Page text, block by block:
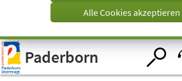
Visuelle
Assistenzsoftware
öffnen.
Alle Cookies akzeptieren
Paderborn